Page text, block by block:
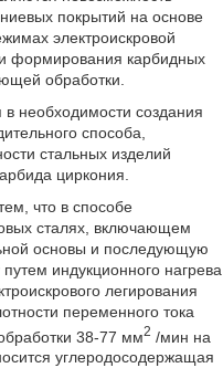
покрытий на основе
электроискровой
формирования карбидных
обработки.
необходимости создания
способа,
стальных изделий
циркония.
что в способе
сталях, включающем
основы и последующую
индукционного нагрева
легирования
переменного тока
38-77 мм2 /мин на
углеродосодержащая